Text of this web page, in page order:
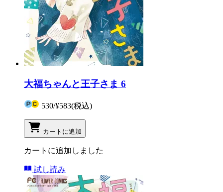
大福ちゃんと王子さま 6
530/¥583(税込)
カートに追加
カートに追加しました
試し読み